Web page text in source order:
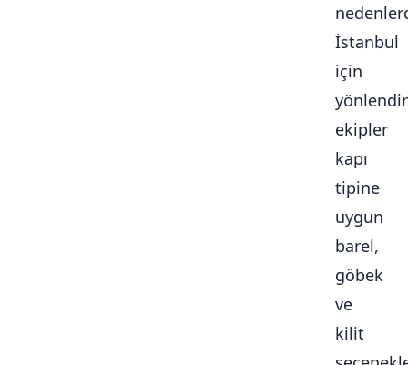
İstanbul
için
ekipler
kapı
tipine
uygun
barel,
göbek
ve
kilit